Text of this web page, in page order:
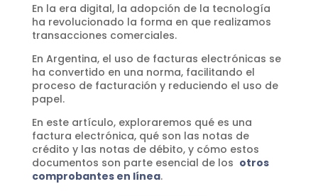
En la era digital, la adopción de la tecnología
ha revolucionado la forma en que realizamos
transacciones comerciales.
En Argentina, el uso de facturas electrónicas se
ha convertido en una norma, facilitando el
proceso de facturación y reduciendo el uso de
papel.
En este artículo, exploraremos qué es una
factura electrónica, qué son las notas de
crédito y las notas de débito, y cómo estos
documentos son parte esencial de los otros
comprobantes en línea.